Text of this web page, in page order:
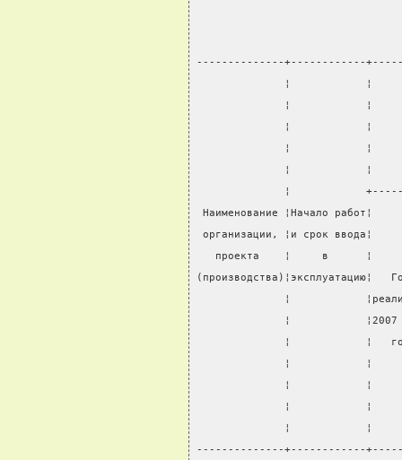
--------------+------------
¦            ¦
¦            ¦
¦            ¦
¦            ¦
¦            ¦
¦
Наименование ¦Начало
организации, ¦и срок
проекта    ¦     в      ¦
¦
¦
¦            ¦
¦            ¦
¦            ¦
¦            ¦
¦            ¦
--------------+------------